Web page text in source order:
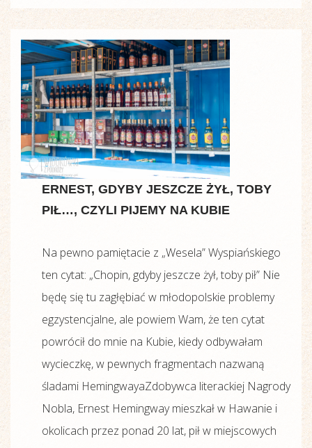
ERNEST, GDYBY JESZCZE ŻYŁ, TOBY
PIŁ…, CZYLI PIJEMY NA KUBIE
Na pewno pamiętacie z „Wesela” Wyspiańskiego
ten cytat: „Chopin, gdyby jeszcze żył, toby pił” Nie
będę się tu zagłębiać w młodopolskie problemy
egzystencjalne, ale powiem Wam, że ten cytat
powrócił do mnie na Kubie, kiedy odbywałam
wycieczkę, w pewnych fragmentach nazwaną
śladami HemingwayaZdobywca literackiej Nagrody
Nobla, Ernest Hemingway mieszkał w Hawanie i
okolicach przez ponad 20 lat, pił w miejscowych